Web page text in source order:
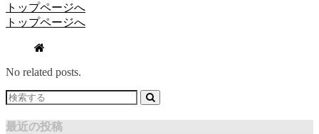
トップページへ
トップページへ
No related posts.
最近の投稿